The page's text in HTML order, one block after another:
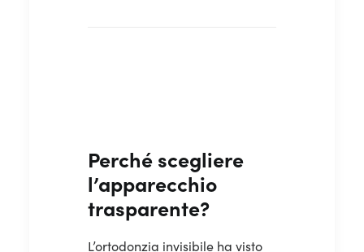
Perché scegliere
l’apparecchio
trasparente?
L’ortodonzia invisibile ha visto